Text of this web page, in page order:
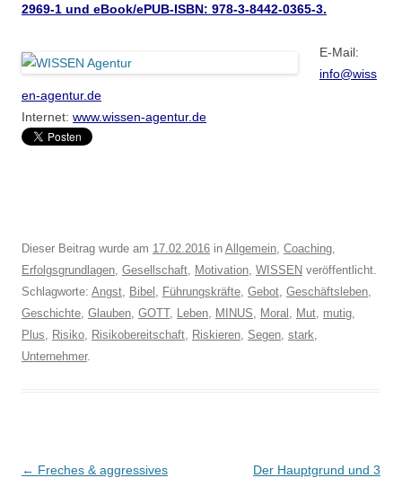
2969-1 und eBook/ePUB-ISBN: 978-3-8442-0365-3.
E-Mail:
info@wiss
en-agentur.de
Internet: www.wissen-agentur.de
Dieser Beitrag wurde am 17.02.2016 in Allgemein Coaching
Erfolgsgrundlagen Gesellschaft Motivation WISSEN veröffentlicht.
Schlagworte: Angst Bibel Führungskräfte Gebot Geschäftsleben
Geschichte Glauben GOTT, Leben MINUS Moral Mut mutig
Plus
Risiko Risikobereitschaft Riskieren Segen stark
Unternehmer.
Beitragsnavigation
← Freches & aggressives Der Hauptgrund und 3